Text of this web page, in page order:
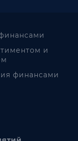
и
финансами